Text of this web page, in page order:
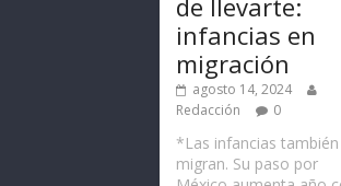
de llevarte:
infancias en
migración
agosto 14, 2024
Redacción
0
*Las infancias también
migran. Su paso por